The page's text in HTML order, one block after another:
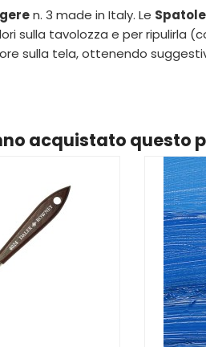
n. 3 made in Italy. Le
sulla tavolozza e per ripulirla
sulla tela, ottenendo
acquistato questo